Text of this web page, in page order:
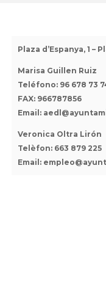
Plaza d’Espanya, 1 –
Marisa Guillen Ruiz
Teléfono: 96 678 73
FAX: 966787856
Email:
Veronica Oltra Lirón
Telèfon: 663 879 225
Email: